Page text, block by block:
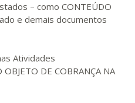
– como CONTEÚDO
e demais documentos
Atividades
DE COBRANÇA NA